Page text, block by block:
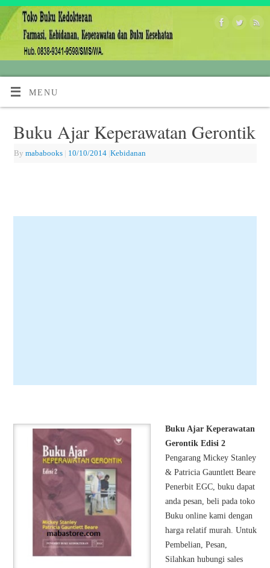
MENU
Buku Ajar Keperawatan Gerontik
By mababooks | 10/10/2014 |Kebidanan
Buku Ajar Keperawatan
Gerontik Edisi 2
Pengarang Mickey Stanley
& Patricia Gauntlett Beare
Penerbit EGC, buku dapat
anda pesan, beli pada toko
Buku online kami dengan
harga relatif murah. Untuk
Pembelian, Pesan,
Silahkan hubungi sales